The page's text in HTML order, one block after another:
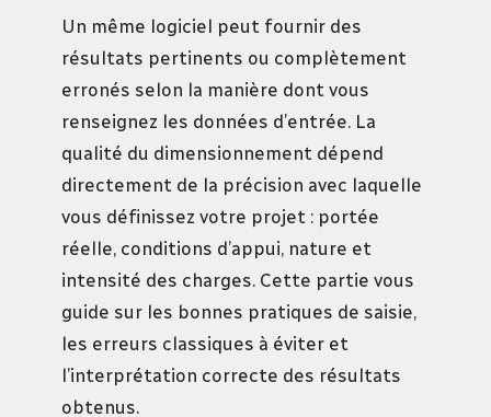
Un même logiciel peut fournir des
résultats pertinents ou complètement
erronés selon la manière dont vous
renseignez les données d’entrée. La
qualité du dimensionnement dépend
directement de la précision avec laquelle
vous définissez votre projet : portée
réelle, conditions d’appui, nature et
intensité des charges. Cette partie vous
guide sur les bonnes pratiques de saisie,
les erreurs classiques à éviter et
l’interprétation correcte des résultats
obtenus.